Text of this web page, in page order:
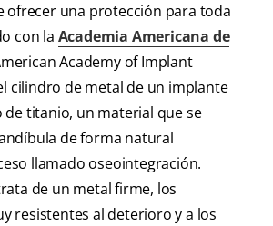
ofrecer una protección para toda
con la Academia Americana de
Academy of Implant
cilindro de metal de un implante
de titanio, un material que se
de forma natural
llamado oseointegración.
de un metal firme, los
resistentes al deterioro y a los